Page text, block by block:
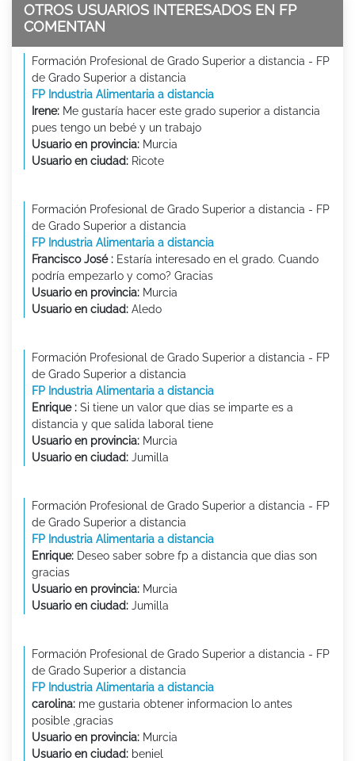
OTROS USUARIOS INTERESADOS EN FP
COMENTAN
Formación Profesional de Grado Superior a distancia - FP
de Grado Superior a distancia
FP Industria Alimentaria a distancia
Irene: Me gustaría hacer este grado superior a distancia
pues tengo un bebé y un trabajo
Usuario en provincia: Murcia
Usuario en ciudad: Ricote
Formación Profesional de Grado Superior a distancia - FP
de Grado Superior a distancia
FP Industria Alimentaria a distancia
Francisco José : Estaría interesado en el grado. Cuando
podría empezarlo y como? Gracias
Usuario en provincia: Murcia
Usuario en ciudad: Aledo
Formación Profesional de Grado Superior a distancia - FP
de Grado Superior a distancia
FP Industria Alimentaria a distancia
Enrique : Si tiene un valor que dias se imparte es a
distancia y que salida laboral tiene
Usuario en provincia: Murcia
Usuario en ciudad: Jumilla
Formación Profesional de Grado Superior a distancia - FP
de Grado Superior a distancia
FP Industria Alimentaria a distancia
Enrique: Deseo saber sobre fp a distancia que dias son
gracias
Usuario en provincia: Murcia
Usuario en ciudad: Jumilla
Formación Profesional de Grado Superior a distancia - FP
de Grado Superior a distancia
FP Industria Alimentaria a distancia
carolina: me gustaria obtener informacion lo antes
posible ,gracias
Usuario en provincia: Murcia
Usuario en ciudad: beniel